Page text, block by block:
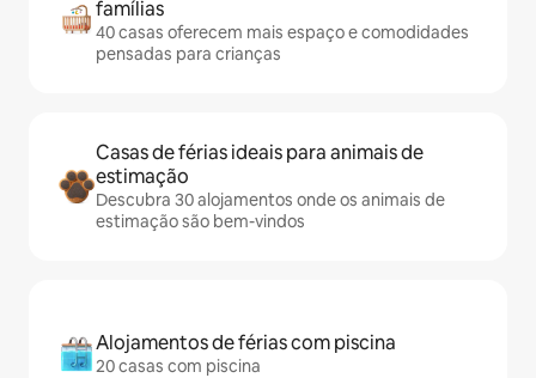
famílias
40 casas oferecem mais espaço e comodidades
pensadas para crianças
Casas de férias ideais para animais de
estimação
Descubra 30 alojamentos onde os animais de
estimação são bem-vindos
Alojamentos de férias com piscina
20 casas com piscina